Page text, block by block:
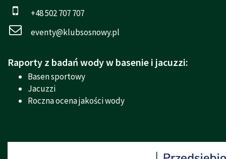
+48 502 707 707
eventy@klubsosnowy.pl
Raporty z badań wody w basenie i jacuzzi:
Basen sportowy
Jacuzzi
Roczna ocena jakości wody